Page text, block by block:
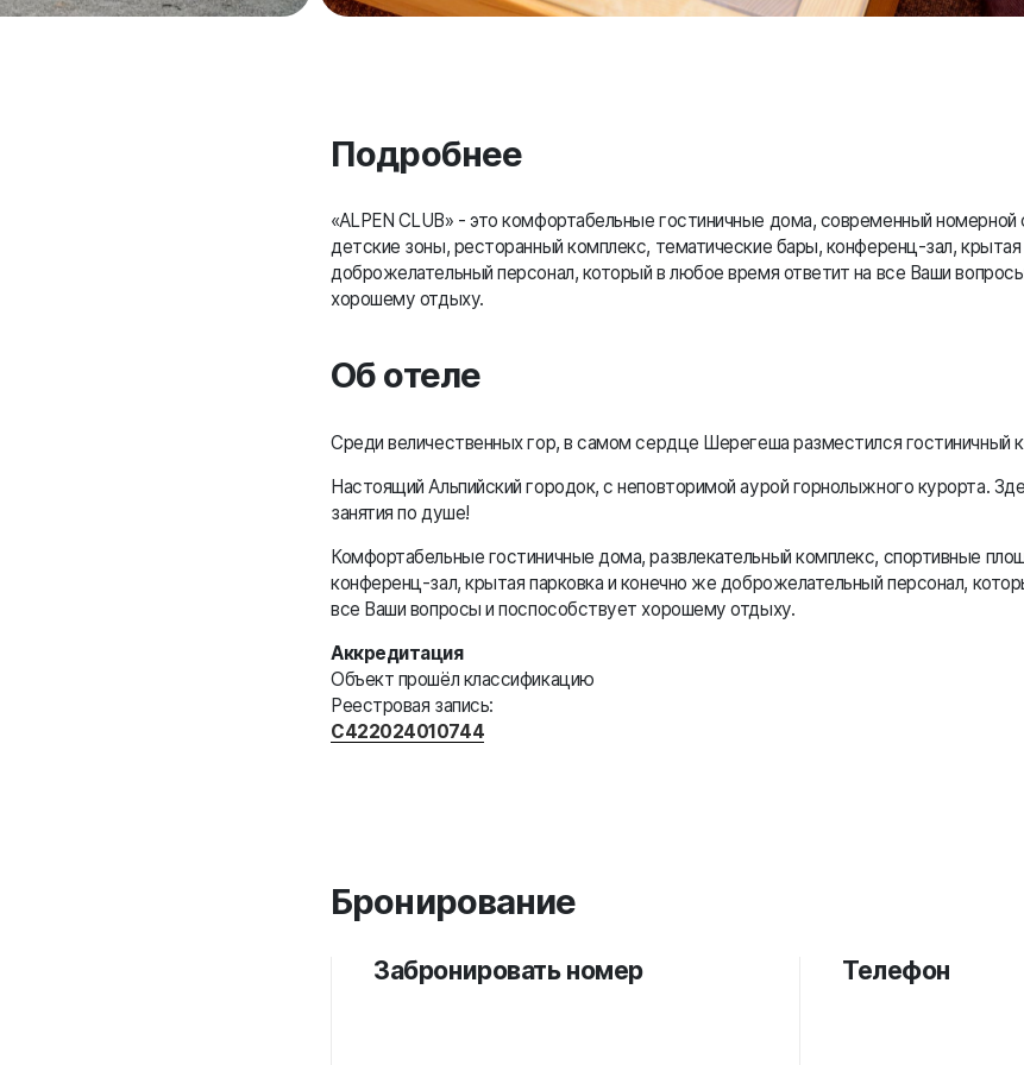
Подробнее
«ALPEN CLUB» - это комфортабельные гостиничные дома, современный
детские зоны, ресторанный комплекс, тематические бары, конференц-зал, крытая
доброжелательный персонал, который в любое время ответит на все Ваши
хорошему отдыху.
Об отеле
Среди величественных гор, в самом сердце Шерегеша разместился гостиничный
Настоящий Альпийский городок, с неповторимой аурой горнолыжного курорта.
занятия по душе!
Комфортабельные гостиничные дома, развлекательный комплекс, спортивные
конференц-зал, крытая парковка и конечно же доброжелательный персонал,
все Ваши вопросы и поспособствует хорошему отдыху.
Аккредитация
Объект прошёл классификацию
Реестровая запись:
С422024010744
Бронирование
Забронировать номер Телефон